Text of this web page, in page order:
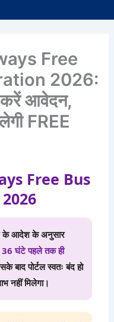
Free
2026:
करें आवेदन,
FREE
Free Bus
के आदेश के अनुसार
36 घंटे पहले तक ही
बाद पोर्टल स्वतः बंद हो
नहीं मिलेगा।